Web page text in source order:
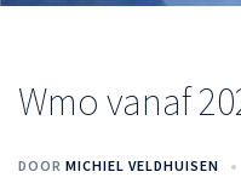
Wmo vanaf
DOOR MICHIEL VELDHUISEN